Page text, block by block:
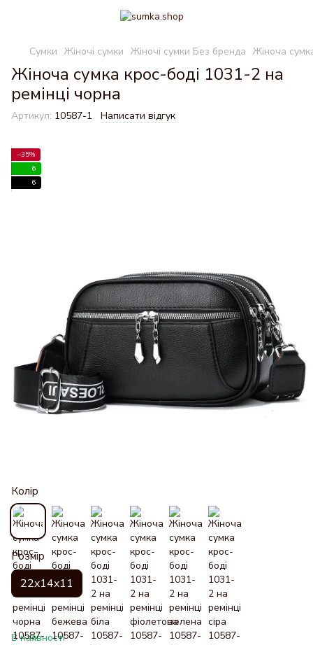
Сумки Жіночі сумки Жіночі сумки Без бренда Жіноча
Жіноча сумка крос-боді 1031-2 на
ремінці чорна
Артикул: 10587-1 Написати відгук
−35%
6
6
Колір
Розмір
22x14x11
В наявності